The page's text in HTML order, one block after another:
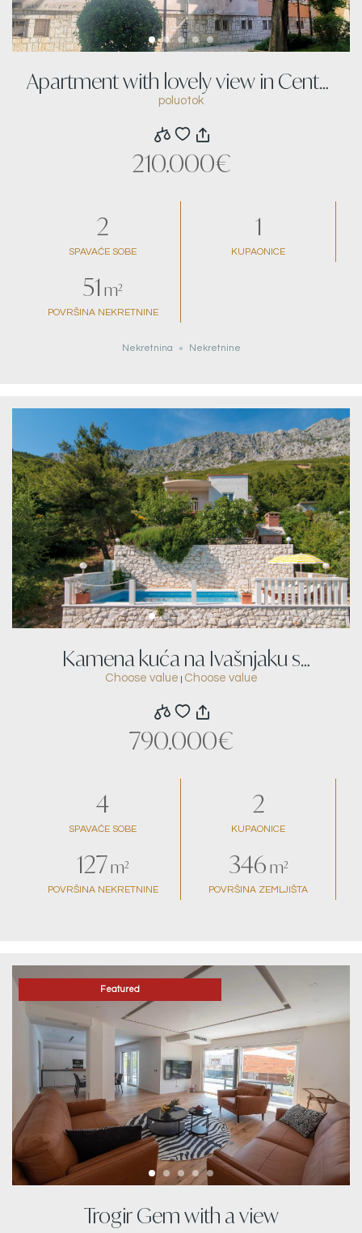
Apartment with lovely view in Center
poluotok
210.000€
2
SPAVAĆE SOBE
1
KUPAONICE
51 m²
POVRŠINA NEKRETNINE
Nekretnina Nekretnine
Kamena kuća na Ivašnjaku s
Choose value Choose value
790.000€
4
SPAVAĆE SOBE
2
KUPAONICE
127m²
POVRŠINA NEKRETNINE
346 m²
POVRŠINA ZEMLJIŠTA
Featured
Trogir Gem with a view